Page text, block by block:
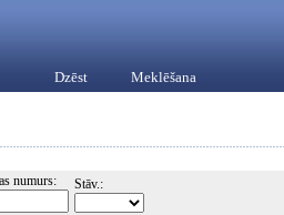
Dzēst Meklēšana
numurs: Stāv.: